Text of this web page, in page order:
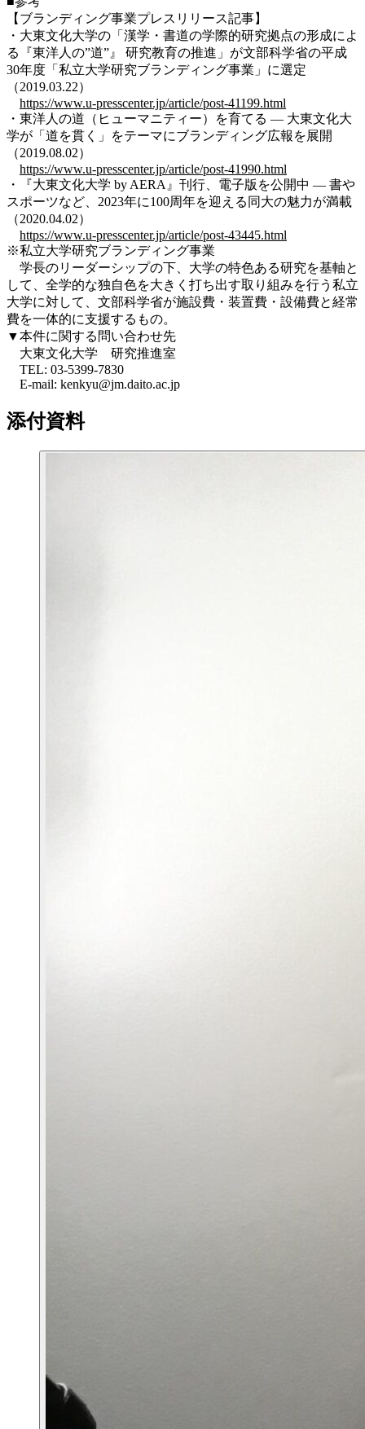
【ブランディング事業プレスリリース記事】
・大東文化大学の「漢学・書道の学際的研究拠点の形成によ
る『東洋人の”道”』 研究教育の推進」が文部科学省の平成
30年度「私立大学研究ブランディング事業」に選定
（2019.03.22）
https://www.u-presscenter.jp/article/post-41199.html
・東洋人の道（ヒューマニティー）を育てる — 大東文化大
学が「道を貫く」をテーマにブランディング広報を展開
（2019.08.02）
https://www.u-presscenter.jp/article/post-41990.html
・『大東文化大学 by AERA』刊行、電子版を公開中 — 書や
スポーツなど、2023年に100周年を迎える同大の魅力が満載
（2020.04.02）
https://www.u-presscenter.jp/article/post-43445.html
※私立大学研究ブランディング事業
学長のリーダーシップの下、大学の特色ある研究を基軸と
して、全学的な独自色を大きく打ち出す取り組みを行う私立
大学に対して、文部科学省が施設費・装置費・設備費と経常
費を一体的に支援するもの。
▼本件に関する問い合わせ先
大東文化大学 研究推進室
TEL: 03-5399-7830
E-mail: kenkyu@jm.daito.ac.jp
添付資料